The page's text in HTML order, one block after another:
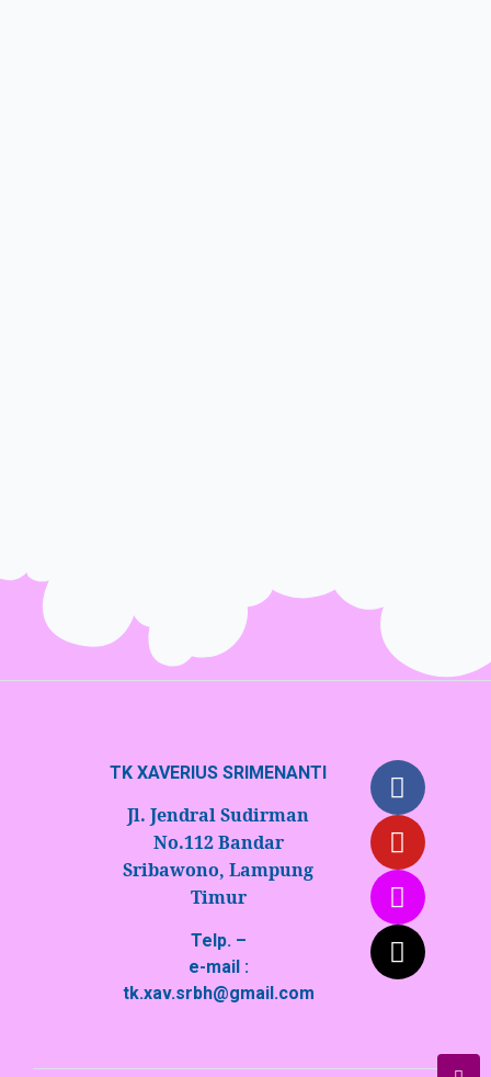
TK XAVERIUS SRIMENANTI
Jl. Jendral Sudirman
No.112 Bandar
Sribawono, Lampung
Timur
Telp. –
e-mail :
tk.xav.srbh@gmail.com